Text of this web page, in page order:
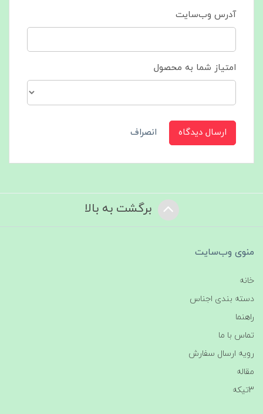
آدرس وب‌سایت
امتیاز شما به محصول
ارسال دیدگاه انصراف
برگشت به بالا
منوی وب‌سایت
خانه
دسته بندی اجناس
راهنما
تماس با ما
رویه ارسال سفارش
مقاله
3تیکه